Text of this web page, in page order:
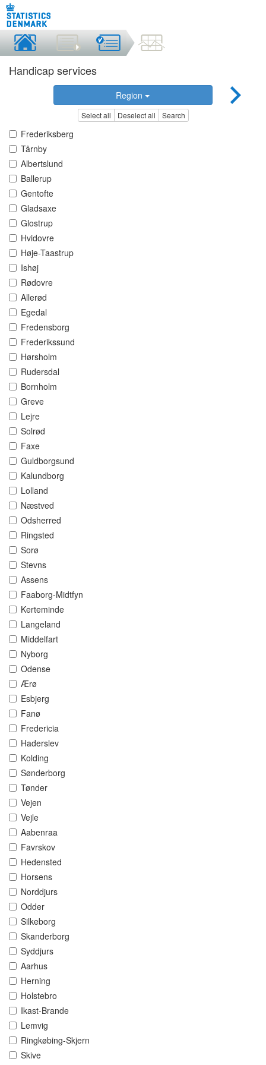
Handicap services
Region
Select all Deselect all Search
Frederiksberg
Tårnby
Albertslund
Ballerup
Gentofte
Gladsaxe
Glostrup
Hvidovre
Høje-Taastrup
Ishøj
Rødovre
Allerød
Egedal
Fredensborg
Frederikssund
Hørsholm
Rudersdal
Bornholm
Greve
Lejre
Solrød
Faxe
Guldborgsund
Kalundborg
Lolland
Næstved
Odsherred
Ringsted
Sorø
Stevns
Assens
Faaborg-Midtfyn
Kerteminde
Langeland
Middelfart
Nyborg
Odense
Ærø
Esbjerg
Fanø
Fredericia
Haderslev
Kolding
Sønderborg
Tønder
Vejen
Vejle
Aabenraa
Favrskov
Hedensted
Horsens
Norddjurs
Odder
Silkeborg
Skanderborg
Syddjurs
Aarhus
Herning
Holstebro
Ikast-Brande
Lemvig
Ringkøbing-Skjern
Skive